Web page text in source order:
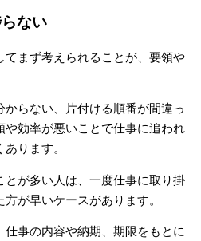
ない
まず考えられることが、要領や
らない、片付ける順番が間違っ
効率が悪いことで仕事に追われ
ります。
とが多い人は、一度仕事に取り掛
が早いケースがあります。
事の内容や納期、期限をもとに